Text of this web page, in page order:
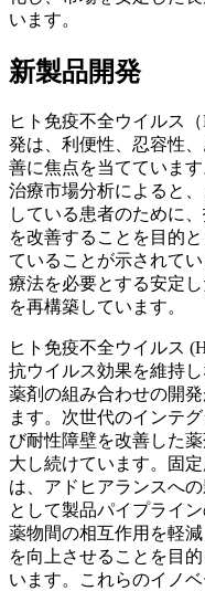
います。
新製品開発
ヒト免疫不全ウイルス
発は、利便性、忍容性
善に焦点を当てていま
治療市場分析によると
している患者のために
を改善することを目的
ていることが示されて
療法を必要とする安定
を再構築しています。
ヒト免疫不全ウイルス
抗ウイルス効果を維持
薬剤の組み合わせの開
ます。次世代のインテ
び耐性障壁を改善した
大し続けています。固
は、アドヒアランスへ
として製品パイプライ
薬物間の相互作用を軽
を向上させることを目
います。これらのイノ